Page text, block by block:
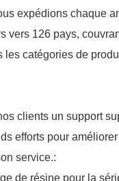
expédions chaque
vers 126 pays,
les catégories de
clients un support
efforts pour
service.:
de résine pour la